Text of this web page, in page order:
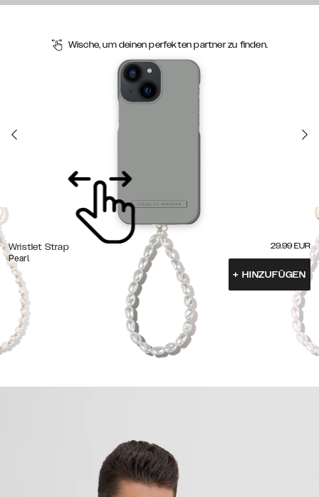
Wische, um deinen perfekten partner zu finden.
Wristlet Strap
Pearl
29.99 EUR
+ HINZUFÜGEN